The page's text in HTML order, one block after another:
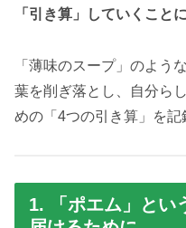
「引き算」していくこと
「薄味のスープ」のよう
葉を削ぎ落とし、自分ら
めの「4つの引き算」を記
1. 「ポエム」とい